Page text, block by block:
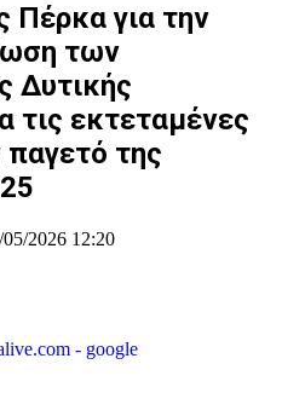
Πέρκα για την
των
Δυτικής
τις εκτεταμένες
παγετό της
05/2026 12:20